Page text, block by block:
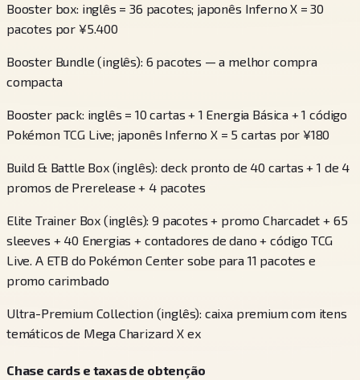
Booster box: inglês = 36 pacotes; japonês Inferno X = 30
pacotes por ¥5.400
Booster Bundle (inglês): 6 pacotes — a melhor compra
compacta
Booster pack: inglês = 10 cartas + 1 Energia Básica + 1 código
Pokémon TCG Live; japonês Inferno X = 5 cartas por ¥180
Build & Battle Box (inglês): deck pronto de 40 cartas + 1 de 4
promos de Prerelease + 4 pacotes
Elite Trainer Box (inglês): 9 pacotes + promo Charcadet + 65
sleeves + 40 Energias + contadores de dano + código TCG
Live. A ETB do Pokémon Center sobe para 11 pacotes e
promo carimbado
Ultra-Premium Collection (inglês): caixa premium com itens
temáticos de Mega Charizard X ex
Chase cards e taxas de obtenção